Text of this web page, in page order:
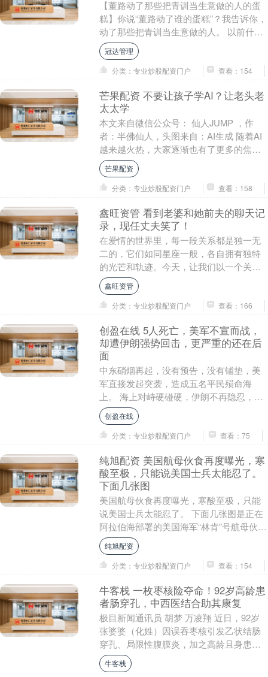
【董路动了那些把青训当生意做的人的蛋
糕】你说“董路动了谁的蛋糕”？我告诉你，
动了那些把青训当生意做的人。 以前什么
情况？孩子有天赋，选拔上去了，然后
呢？交钱，几....
冠达管理
分类：专业炒股配资门户
查看：154
芒果配资 不要让孩子学AI？让老头老
太太学
本文来自微信公众号： 仙人JUMP ，作
者：半佛仙人，头图来自：AI生成 随着AI
越来越火热，大家逐渐也有了更多的焦
虑，最近一段时间我翻留言甚至出现了很
多咨询问....
芒果配资
分类：专业炒股配资门户
查看：158
鑫旺资管 看到老婆和她前夫的聊天记
录，现任丈夫笑了！
在爱情的世界里，每一段关系都是独一无
二的，它们如同星座一般，各自拥有独特
的光芒和轨迹。今天，让我们以一个关于
婚姻的故事，来探讨爱情中的星座特质。
想象一下，当现....
鑫旺资管
分类：专业炒股配资门户
查看：166
创盈在线 5人死亡，美军不宣而战，
却遭伊朗强势回击，更严重的还在后
面
中东硝烟再起，没有预告，没有铺垫，美
军直接发起突袭，造成五名平民殒命海
上。 海上对峙硬碰硬，伊朗不再隐忍，正
面反击逼退来犯军舰。 更让人无法忽视的
现实摆在眼前，....
创盈在线
分类：专业炒股配资门户
查看：75
纯旭配资 美国航母伙食再度曝光，寒
酸至极，只能说美国士兵太能忍了。
下面几张图
美国航母伙食再度曝光，寒酸至极，只能
说美国士兵太能忍了。 下面几张图是正在
阿拉伯海部署的美国海军“林肯”号航母伙
食，可谓是极度寒酸，就这样能吃饱才
怪，只能说美国....
纯旭配资
分类：专业炒股配资门户
查看：154
牛客栈 一枚枣核险夺命！92岁高龄患
者肠穿孔，中西医结合助其康复
极目新闻通讯员 胡梦 万凌翔 近日，92岁
张婆婆（化姓）因误吞枣核引发乙状结肠
穿孔、局限性腹膜炎，加之高龄且身患多
种基础病，生命垂危。危急时刻，湖北省
中医院（湖....
牛客栈